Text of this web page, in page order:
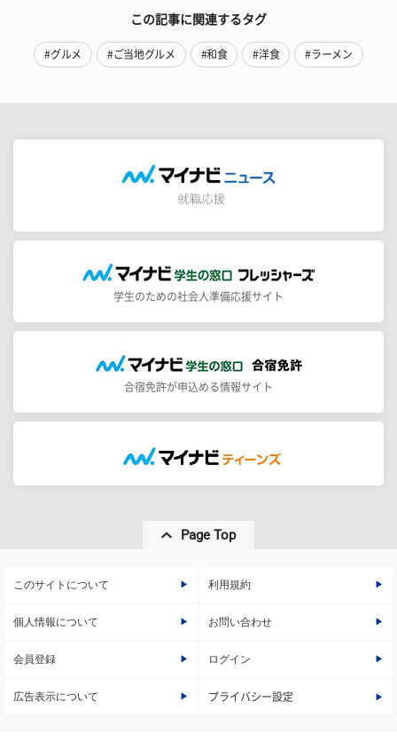
この記事に関連するタグ
#グルメ #ご当地グルメ #和食 #洋食 #ラーメン
学生のための社会人準備応援サイト
合宿免許が申込める情報サイト
Page Top
このサイトについて 利用規約
個人情報について お問い合わせ
会員登録 ログイン
広告表示について プライバシー設定